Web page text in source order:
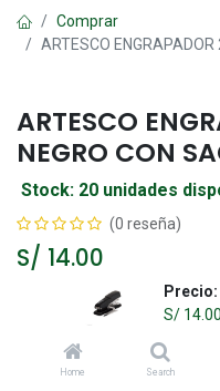
Precio:
S/ 14.00
Home Search
Comprar
ARTESCO
ARTESCO
NEGRO CON
Stock: 20 unidades
(0 reseña)
S/ 14.00
Agregar a la lista de